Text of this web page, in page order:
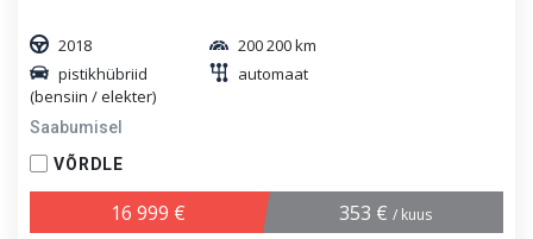
2018
200 200 km
pistikhübriid
(bensiin / elekter)
automaat
Saabumisel
VÕRDLE
16 999 € 353 € / kuus